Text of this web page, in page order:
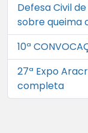
Defesa Civil
sobre queima
10ª
27ª Expo
completa